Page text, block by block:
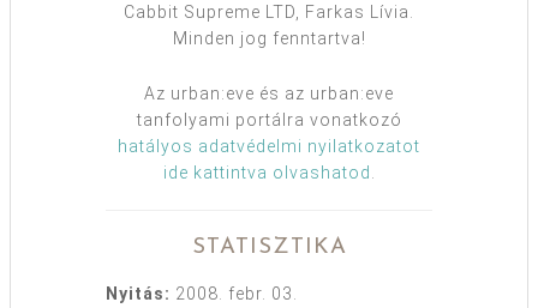
Cabbit Supreme LTD, Farkas Lívia.
Minden jog fenntartva!
Az urban:eve és az urban:eve
tanfolyami portálra vonatkozó
hatályos adatvédelmi nyilatkozatot
ide kattintva olvashatod
STATISZTIKA
Nyitás: 2008. febr. 03.